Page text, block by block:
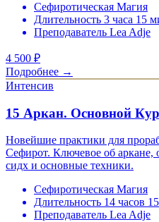
Сефиротическая Магия
Длительность 3 часа 15
Преподаватель Lea Adje
4 500 ₽
Подробнее →
Интенсив
15 Аркан. Основной
Новейшие практики для
Сефирот. Ключевое об аркане,
сидх и основные техники.
Сефиротическая Магия
Длительность 14 часов
Преподаватель Lea Adje